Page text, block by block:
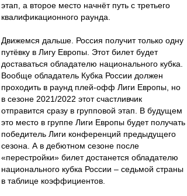
этап, а второе место начнёт путь с третьего
квалификационного раунда.
Движемся дальше. Россия получит только одну
путёвку в Лигу Европы. Этот билет будет
доставаться обладателю национального кубка.
Вообще обладатель Кубка России должен
проходить в раунд плей-офф Лиги Европы, но
в сезоне 2021/2022 этот счастливчик
отправится сразу в групповой этап. В будущем
это место в группе Лиги Европы будет получать
победитель Лиги конференций предыдущего
сезона. А в дебютном сезоне после
«перестройки» билет достанется обладателю
национального кубка России – седьмой страны
в таблице коэффициентов.